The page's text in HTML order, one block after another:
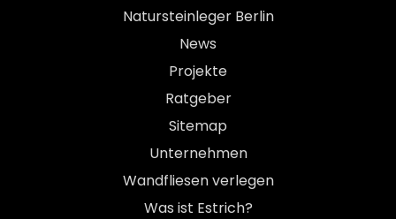
Natursteinleger Berlin
News
Projekte
Ratgeber
Sitemap
Unternehmen
Wandfliesen verlegen
Was ist Estrich?